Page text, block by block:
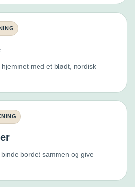
hjemmet med et blødt, nordisk
bordet sammen og give